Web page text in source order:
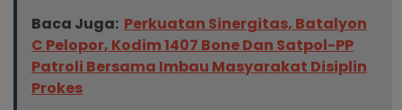
Baca Juga: Perkuatan Sinergitas, Batalyon
C Pelopor, Kodim 1407 Bone Dan Satpol-PP
Patroli Bersama Imbau Masyarakat Disiplin
Prokes